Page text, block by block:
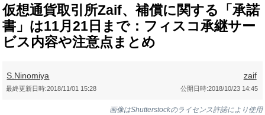
仮想通貨取引所Zaif、補償に関する「承諾
書」は11月21日まで：フィスコ承継サー
ビス内容や注意点まとめ
S.Ninomiya zaif
公開日時:2018/10/23 14:45
最終更新日時:2018/11/01 15:28
画像はShutterstockのライセンス許諾により使用